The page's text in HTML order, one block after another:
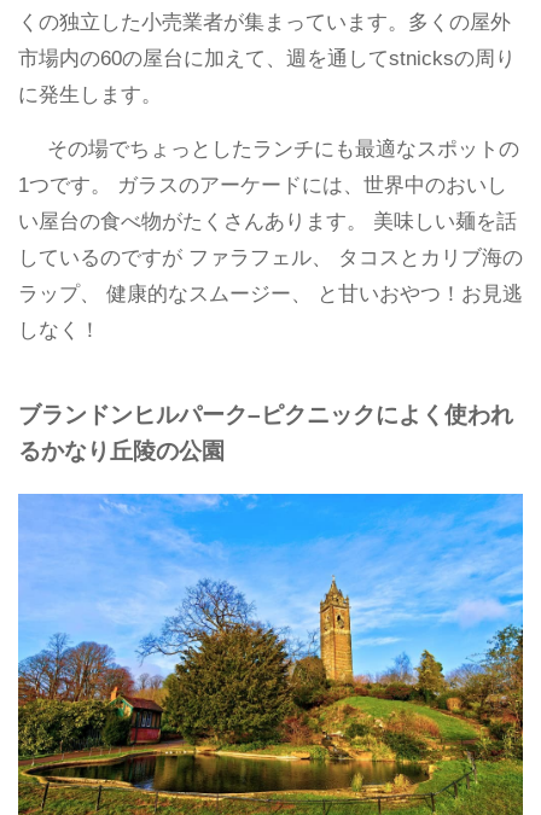
くの独立した小売業者が集まっています。多くの屋外
市場内の60の屋台に加えて、週を通してstnicksの周り
に発生します。
その場でちょっとしたランチにも最適なスポットの
1つです。 ガラスのアーケードには、世界中のおいし
い屋台の食べ物がたくさんあります。 美味しい麺を話
しているのですが ファラフェル、 タコスとカリブ海の
ラップ、 健康的なスムージー、 と甘いおやつ！お見逃
しなく！
ブランドンヒルパーク–ピクニックによく使われ
るかなり丘陵の公園